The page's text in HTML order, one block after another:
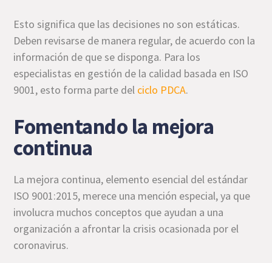
Esto significa que las decisiones no son estáticas.
Deben revisarse de manera regular, de acuerdo con la
información de que se disponga. Para los
especialistas en gestión de la calidad basada en ISO
9001, esto forma parte del ciclo PDCA.
Fomentando la mejora
continua
La mejora continua, elemento esencial del estándar
ISO 9001:2015, merece una mención especial, ya que
involucra muchos conceptos que ayudan a una
organización a afrontar la crisis ocasionada por el
coronavirus.